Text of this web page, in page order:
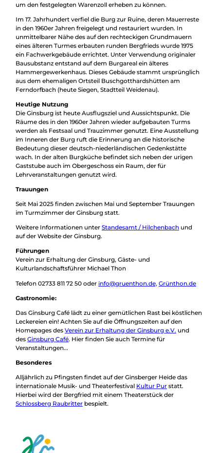
um den festgelegten Warenzoll erheben zu können.
Im 17. Jahrhundert verfiel die Burg zur Ruine, deren Mauerreste
in den 1960er Jahren freigelegt und restauriert wurden. In
unmittelbarer Nähe des auf den rechteckigen Grundmauern
eines älteren Turmes erbauten runden Bergfrieds wurde 1975
ein Fachwerkgebäude errichtet. Unter Verwendung originaler
Bausubstanz entstand auf dem Burgareal ein älteres
Hammergewerkenhaus. Dieses Gebäude stammt ursprünglich
aus dem ehemaligen Ortsteil Buschgotthardshütten am
Ferndorfbach (heute Siegen, Stadtteil Weidenau).
Heutige Nutzung
Die Ginsburg ist heute Ausflugsziel und Aussichtspunkt. Die
Räume des in den 1960er Jahren wieder aufgebauten Turms
werden als Festsaal und Trauzimmer genutzt. Eine Ausstellung
im Inneren der Burg ruft die Erinnerung an die historische
Bedeutung dieser deutsch-niederländischen Gedenkstätte
wach. In der alten Burgküche befindet sich neben der urigen
Gaststube auch im Obergeschoss ein Raum, der für
Lehrveranstaltungen genutzt wird.
Trauungen
Seit Mai 2025 finden zwischen Mai und September Trauungen
im Turmzimmer der Ginsburg statt.
Weitere Informationen unter Standesamt / Hilchenbach und
auf der Website der Ginsburg.
Führungen
Verein zur Erhaltung der Ginsburg, Gäste- und
Kulturlandschaftsführer Michael Thon
Telefon 02733 811 72 50 oder info@gruenthon.de, Grünthon.de
Gastronomie:
Das Ginsburg Café lädt zu einer gemütlichen Rast bei köstlichen
Leckereien ein! Achten Sie auf die Öffnungszeiten auf den
Homepages des Verein zur Erhaltung der Ginsburg e.V. und
des Ginsburg Café. Hier finden Sie auch Termine für
Veranstaltungen...
Besonderes
Alljährlich zu Pfingsten findet auf der Ginsberger Heide das
internationale Musik- und Theaterfestival Kultur Pur statt.
Hierbei wird der Bergfried mit einem Theaterstück der
Schlossberg Raubritter bespielt.